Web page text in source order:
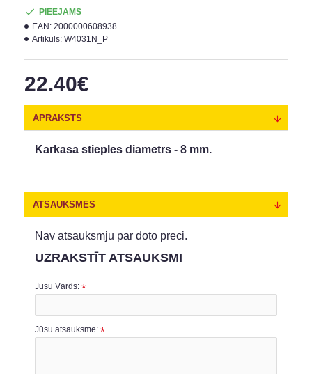
22.40€
PIEEJAMS
EAN: 2000000608938
Artikuls: W4031N_P
APRAKSTS
Karkasa stieples diametrs - 8 mm.
ATSAUKSMES
Nav atsauksmju par doto preci.
UZRAKSTĪT ATSAUKSMI
Jūsu Vārds:
Jūsu atsauksme: